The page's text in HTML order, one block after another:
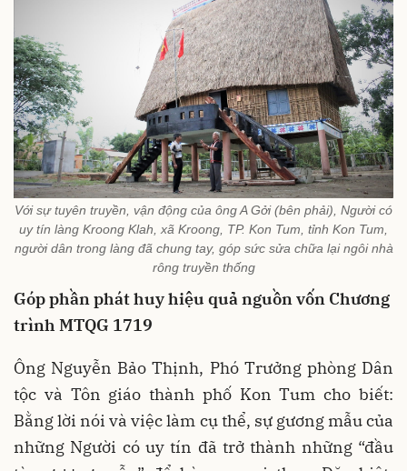
Với sự tuyên truyền, vận động của ông A Gởi (bên phải), Người có
uy tín làng Kroong Klah, xã Kroong, TP. Kon Tum, tỉnh Kon Tum,
người dân trong làng đã chung tay, góp sức sửa chữa lại ngôi nhà
rông truyền thống
Góp phần phát huy hiệu quả nguồn vốn Chương
trình MTQG 1719
Ông Nguyễn Bảo Thịnh, Phó Trưởng phòng Dân
tộc và Tôn giáo thành phố Kon Tum cho biết:
Bằng lời nói và việc làm cụ thể, sự gương mẫu của
những Người có uy tín đã trở thành những “đầu